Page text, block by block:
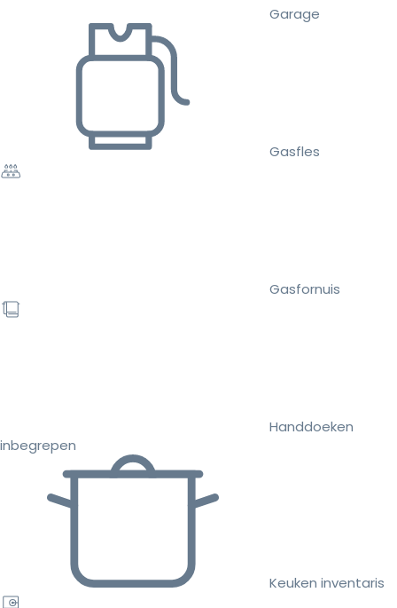
Garage
Gasfles
Gasfornuis
Handdoeken
inbegrepen
Keuken inventaris